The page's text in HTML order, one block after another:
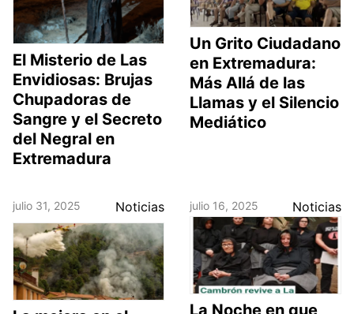
El Misterio de Las
Envidiosas: Brujas
Chupadoras de
Sangre y el Secreto
del Negral en
Extremadura
Un Grito Ciudadano
en Extremadura:
Más Allá de las
Llamas y el Silencio
Mediático
julio 31, 2025 Noticias julio 16, 2025 Noticias
La Noche en que